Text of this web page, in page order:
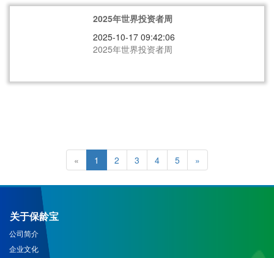
2025年世界投资者周
2025-10-17 09:42:06
2025年世界投资者周
« 1 2 3 4 5 »
关于保龄宝
公司简介
企业文化